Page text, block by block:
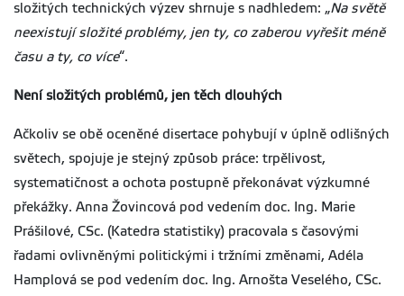
složitých technických výzev shrnuje s nadhledem: „Na světě
neexistují složité problémy, jen ty, co zaberou vyřešit méně
času a ty, co více“.
Není složitých problémů, jen těch dlouhých
Ačkoliv se obě oceněné disertace pohybují v úplně odlišných
světech, spojuje je stejný způsob práce: trpělivost,
systematičnost a ochota postupně překonávat výzkumné
překážky. Anna Žovincová pod vedením doc. Ing. Marie
Prášilové, CSc. (Katedra statistiky) pracovala s časovými
řadami ovlivněnými politickými i tržními změnami, Adéla
Hamplová se pod vedením doc. Ing. Arnošta Veselého, CSc.